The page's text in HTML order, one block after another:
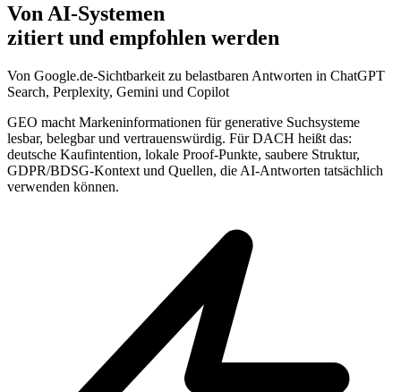
Von AI-Systemen
zitiert und empfohlen werden
Von Google.de-Sichtbarkeit zu belastbaren Antworten in ChatGPT
Search, Perplexity, Gemini und Copilot
GEO macht Markeninformationen für generative Suchsysteme
lesbar, belegbar und vertrauenswürdig. Für DACH heißt das:
deutsche Kaufintention, lokale Proof-Punkte, saubere Struktur,
GDPR/BDSG-Kontext und Quellen, die AI-Antworten tatsächlich
verwenden können.